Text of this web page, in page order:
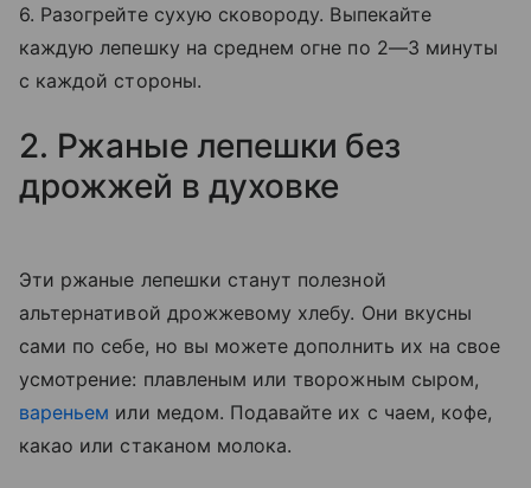
6. Разогрейте сухую сковороду. Выпекайте
каждую лепешку на среднем огне по 2—3 минуты
с каждой стороны.
2. Ржаные лепешки без
дрожжей в духовке
Эти ржаные лепешки станут полезной
альтернативой дрожжевому хлебу. Они вкусны
сами по себе, но вы можете дополнить их на свое
усмотрение: плавленым или творожным сыром,
вареньем или медом. Подавайте их с чаем, кофе,
какао или стаканом молока.